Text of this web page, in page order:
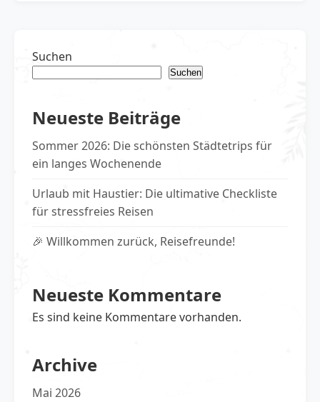
Suchen
Suchen
Neueste Beiträge
Sommer 2026: Die schönsten Städtetrips für
ein langes Wochenende
Urlaub mit Haustier: Die ultimative Checkliste
für stressfreies Reisen
🎉 Willkommen zurück, Reisefreunde!
Neueste Kommentare
Es sind keine Kommentare vorhanden.
Archive
Mai 2026